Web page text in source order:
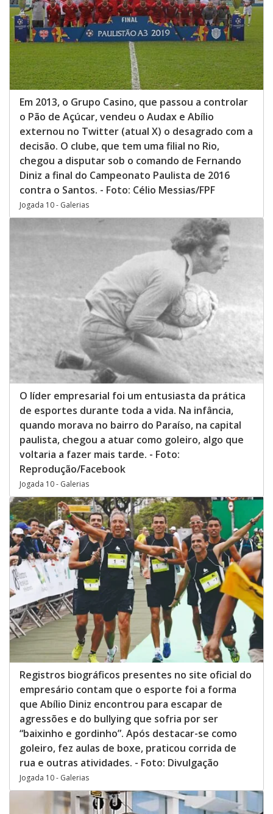
Em 2013, o Grupo Casino, que passou a controlar
o Pão de Açúcar, vendeu o Audax e Abílio
externou no Twitter (atual X) o desagrado com a
decisão. O clube, que tem uma filial no Rio,
chegou a disputar sob o comando de Fernando
Diniz a final do Campeonato Paulista de 2016
contra o Santos. - Foto: Célio Messias/FPF
Jogada 10 - Galerias
O líder empresarial foi um entusiasta da prática
de esportes durante toda a vida. Na infância,
quando morava no bairro do Paraíso, na capital
paulista, chegou a atuar como goleiro, algo que
voltaria a fazer mais tarde. - Foto:
Reprodução/Facebook
Jogada 10 - Galerias
Registros biográficos presentes no site oficial do
empresário contam que o esporte foi a forma
que Abílio Diniz encontrou para escapar de
agressões e do bullying que sofria por ser
“baixinho e gordinho”. Após destacar-se como
goleiro, fez aulas de boxe, praticou corrida de
rua e outras atividades. - Foto: Divulgação
Jogada 10 - Galerias